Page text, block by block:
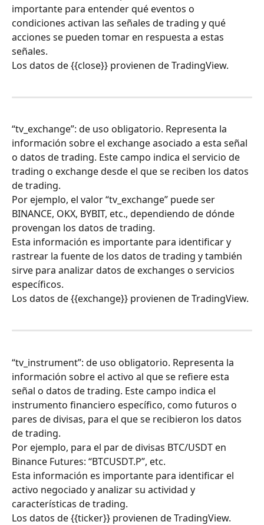
importante para entender qué eventos o
condiciones activan las señales de trading y qué
acciones se pueden tomar en respuesta a estas
señales.
Los datos de {{close}} provienen de TradingView.
“tv_exchange”: de uso obligatorio. Representa la
información sobre el exchange asociado a esta señal
o datos de trading. Este campo indica el servicio de
trading o exchange desde el que se reciben los datos
de trading.
Por ejemplo, el valor “tv_exchange” puede ser
BINANCE, OKX, BYBIT, etc., dependiendo de dónde
provengan los datos de trading.
Esta información es importante para identificar y
rastrear la fuente de los datos de trading y también
sirve para analizar datos de exchanges o servicios
específicos.
Los datos de {{exchange}} provienen de TradingView.
“tv_instrument”: de uso obligatorio. Representa la
información sobre el activo al que se refiere esta
señal o datos de trading. Este campo indica el
instrumento financiero específico, como futuros o
pares de divisas, para el que se recibieron los datos
de trading.
Por ejemplo, para el par de divisas BTC/USDT en
Binance Futures: “BTCUSDT.P”, etc.
Esta información es importante para identificar el
activo negociado y analizar su actividad y
características de trading.
Los datos de {{ticker}} provienen de TradingView.